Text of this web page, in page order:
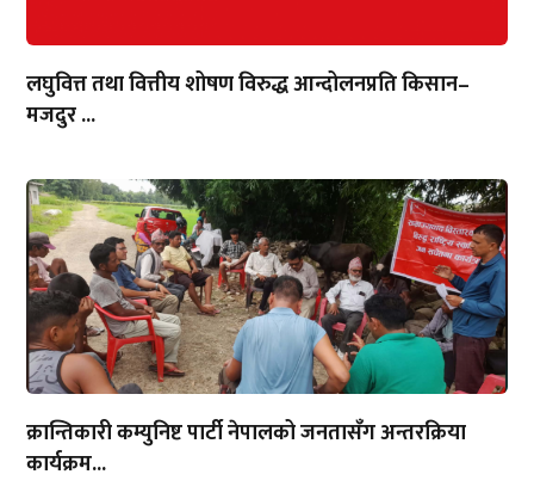
लघुवित्त तथा वित्तीय शोषण विरुद्ध आन्दोलनप्रति किसान–
मजदुर ...
क्रान्तिकारी कम्युनिष्ट पार्टी नेपालको जनतासँग अन्तरक्रिया
कार्यक्रम...